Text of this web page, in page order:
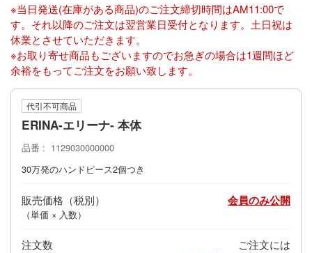
※当日発送(在庫がある商品)のご注文締切時間はAM11:00で
す。それ以降のご注文は翌営業日受付となります。土日祝は
休業とさせていただきます。
※お取り寄せ商品もございますのでお急ぎの場合は1週間ほど
余裕をもってご注文をお願い致します。
代引不可商品
ERINA-エリーナ- 本体
品番
1129030000000
30万発のハンドピース2個つき
販売価格
（単価 × 入数）
会員のみ公開
注文数 ご注文には